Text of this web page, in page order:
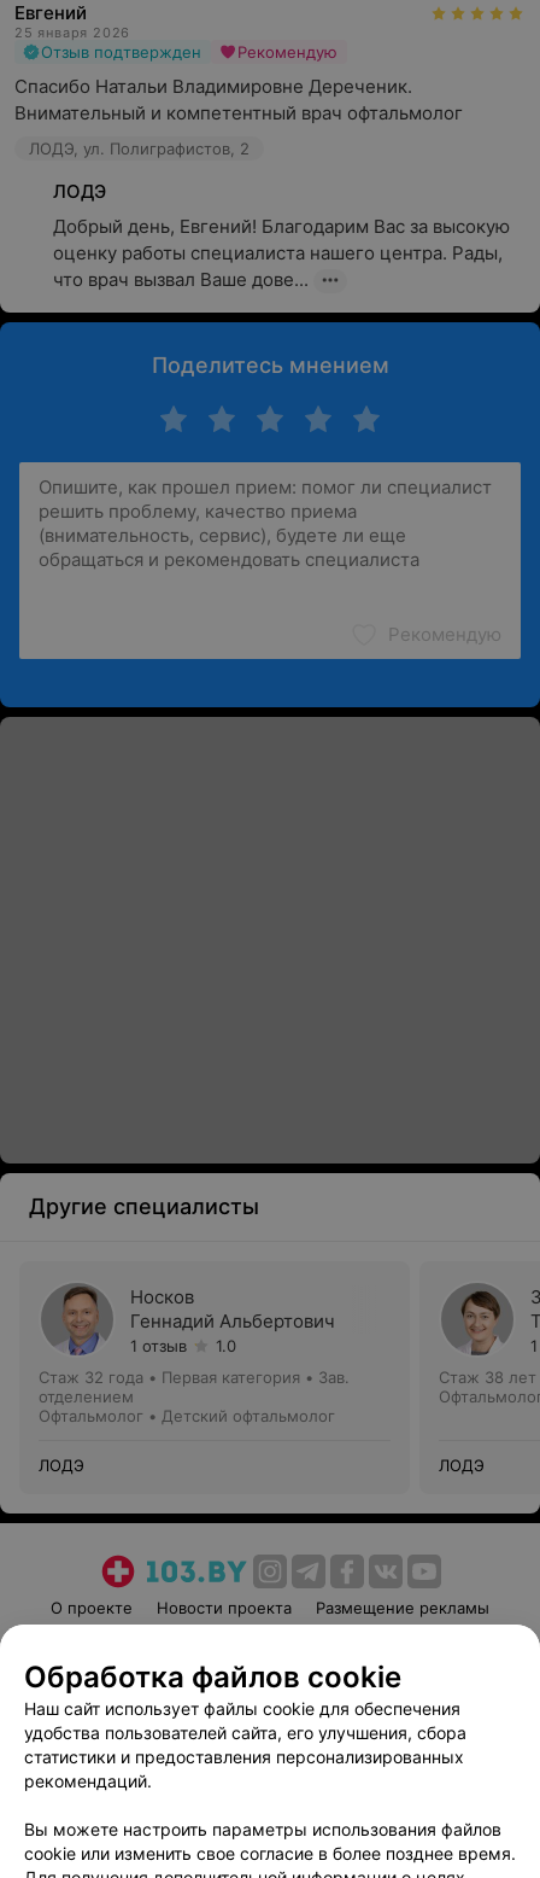
Евгений
25 января 2026
Отзыв подтвержден Рекомендую
Спасибо Натальи Владимировне Дереченик.
Внимательный и компетентный врач офтальмолог
ЛОДЭ, ул. Полиграфистов, 2
ЛОДЭ
Добрый день, Евгений! Благодарим Вас за высокую
оценку работы специалиста нашего центра. Рады,
что врач вызвал Ваше дове...
Поделитесь мнением
Рекомендую
Другие специалисты
Носков
Геннадий Альбертович
1 отзыв
1.0
Стаж 32 года • Первая категория • Зав.
отделением
Офтальмолог • Детский офтальмолог
ЛОДЭ
Стаж 38 лет
ЛОДЭ
О проекте Новости проекта
Размещение рекламы
Пользовательское соглашение
Способы оплаты
Вакансии
Партнеры
Написать руководителю 103.by
Обработка персональных данных
Обработка файлов cookie
Наш сайт использует файлы cookie для обеспечения
удобства пользователей сайта, его улучшения, сбора
статистики и предоставления персонализированных
рекомендаций.
Вы можете настроить параметры использования файлов
cookie или изменить свое согласие в более позднее время.